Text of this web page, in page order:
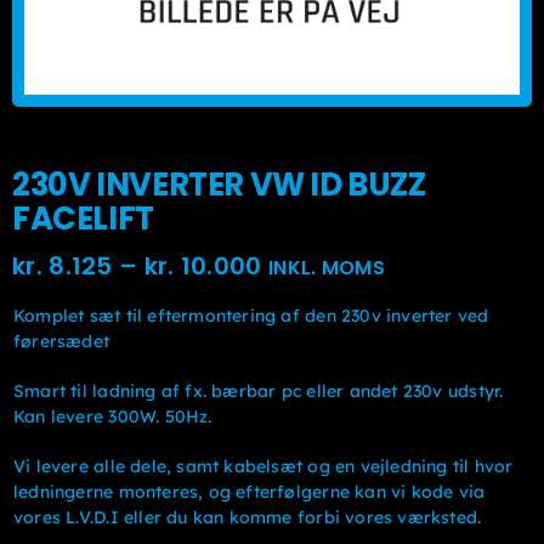
230V INVERTER VW ID BUZZ
FACELIFT
kr. 8.125 – kr. 10.000 Prisinterval:
kr. 8.125kr. 6.500
til
INKL. MOMS
Komplet sæt til eftermontering af den 230v inverter ved
førersædet
Smart til ladning af fx. bærbar pc eller andet 230v udstyr.
Kan levere 300W. 50Hz.
Vi levere alle dele, samt kabelsæt og en vejledning til hvor
ledningerne monteres, og efterfølgerne kan vi kode via
vores L.V.D.I eller du kan komme forbi vores værksted.